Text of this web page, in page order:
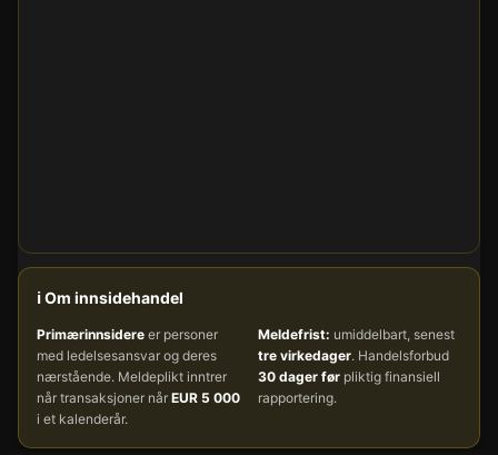
ℹ️ Om innsidehandel
Primærinnsidere er personer
med ledelsesansvar og deres
nærstående. Meldeplikt inntrer
når transaksjoner når EUR 5 000
i et kalenderår.
Meldefrist: umiddelbart, senest
tre virkedager. Handelsforbud
30 dager før pliktig finansiell
rapportering.